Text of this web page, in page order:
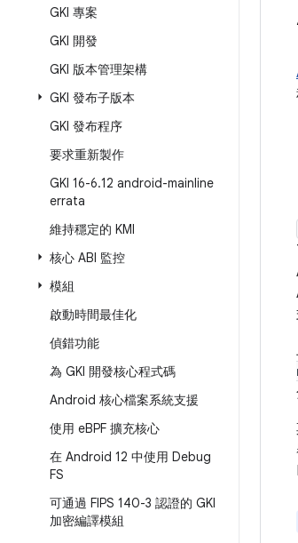
GKI 專案
GKI 開發
GKI 版本管理架構
GKI 發布子版本
GKI 發布程序
要求重新製作
GKI 16-6.12 android-mainline
errata
維持穩定的 KMI
核心 ABI 監控
模組
啟動時間最佳化
偵錯功能
為 GKI 開發核心程式碼
Android 核心檔案系統支援
使用 eBPF 擴充核心
在 Android 12 中使用 Debug
FS
可通過 FIPS 140-3 認證的 GKI
加密編譯模組